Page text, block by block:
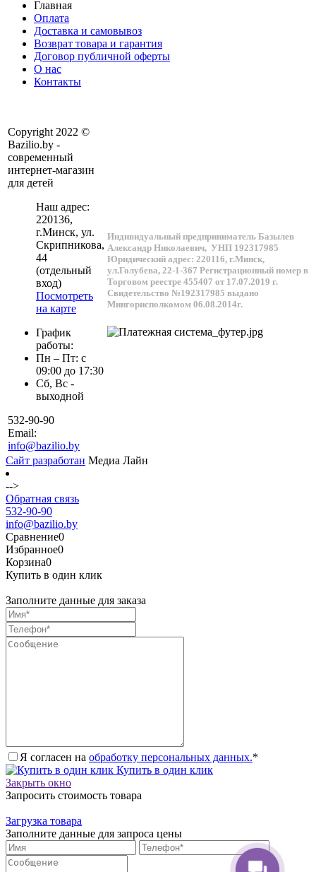
Главная
Оплата
Доставка и самовывоз
Возврат товара и гарантия
Договор публичной оферты
О нас
Контакты
Copyright 2022 ©
Bazilio.by -
современный
интернет-магазин
для детей
Наш адрес:
220136,
г.Минск, ул.
Скрипникова,
44
(отдельный
вход)
Посмотреть
на карте
График
работы:
Пн – Пт: с
09:00 до 17:30
Сб, Вс -
выходной
532-90-90
Email:
info@bazilio.by
Индивидуальный предприниматель Базылев
Александр Николаевич, УНП 192317985
Юридический адрес: 220116, г.Минск,
ул.Голубева, 22-1-367 Регистрационный номер в
Торговом реестре 455407 от 17.07.2019 г.
Свидетельство №192317985 выдано
Мингорисполкомом 06.08.2014г.
Сайт разработан Медиа Лайн
-->
Обратная связь
532-90-90
info@bazilio.by
Сравнение0
Избранное0
Корзина0
Купить в один клик
Заполните данные для заказа
Я согласен на обработку персональных данных.*
Купить в один клик
Закрыть окно
Запросить стоимость товара
Загрузка товара
Заполните данные для запроса цены